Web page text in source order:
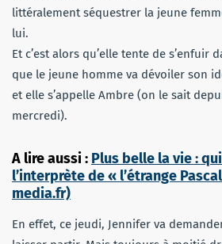
littéralement séquestrer la jeune
lui.
Et c’est alors qu’elle tente de s’enfuir
que le jeune homme va dévoiler son
et elle s’appelle Ambre (on le sait
mercredi).
A lire aussi : Plus belle la vie :
l’interprète de « l’étrange
media.fr)
En effet, ce jeudi, Jennifer va